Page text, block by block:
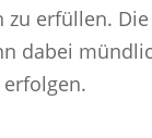
zu erfüllen. Die
dabei